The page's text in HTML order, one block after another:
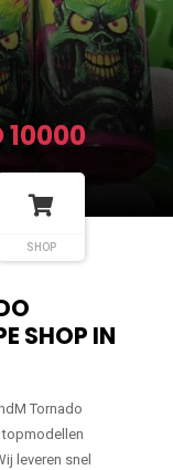
9000
SHOP
SHOP IN
Tornado
topmodellen
leveren snel